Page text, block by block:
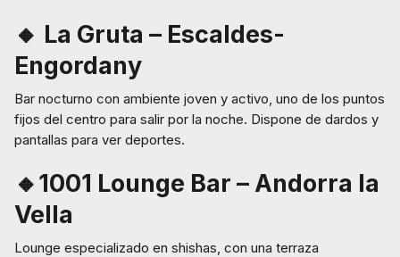
🔸 La Gruta – Escaldes-
Engordany
Bar nocturno con ambiente joven y activo, uno de los puntos
fijos del centro para salir por la noche. Dispone de dardos y
pantallas para ver deportes.
🔸1001 Lounge Bar – Andorra la
Vella
Lounge especializado en shishas, con una terraza